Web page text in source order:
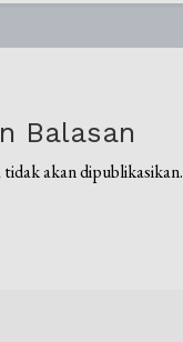
Balasan
akan dipublikasikan.